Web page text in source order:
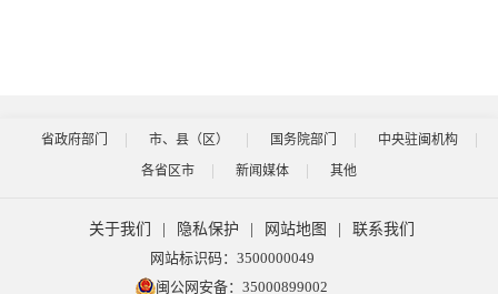
省政府部门 市、县（区） 国务院部门
中央驻闽机构
各省区市
新闻媒体 其他
关于我们 隐私保护 网站地图
联系我们
网站标识码：3500000049
闽公网安备：35000899002